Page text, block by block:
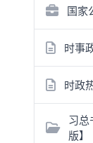
国家
时事
时政
习总
版】